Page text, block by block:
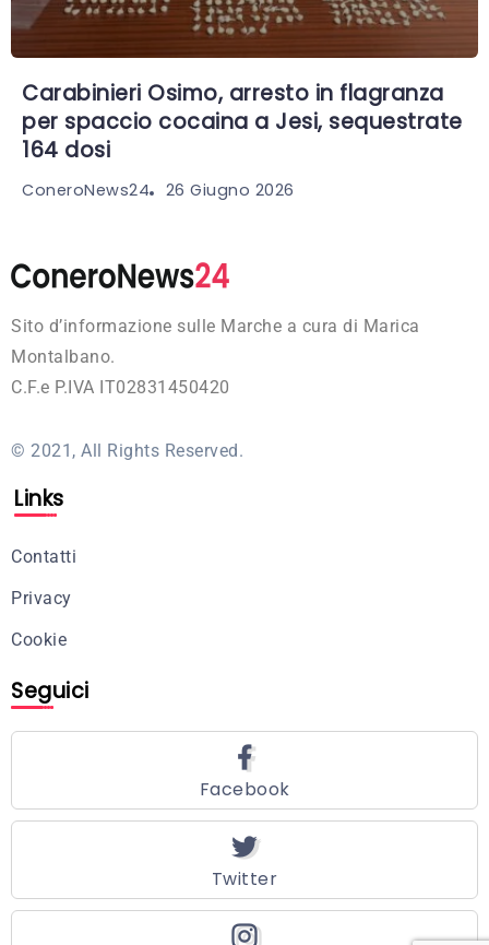
Carabinieri Osimo, arresto in flagranza
per spaccio cocaina a Jesi, sequestrate
164 dosi
ConeroNews24 26 Giugno 2026
Sito d’informazione sulle Marche a cura di Marica
Montalbano.
C.F.e P.IVA IT02831450420
© 2021, All Rights Reserved.
Links
Contatti
Privacy
Cookie
Seguici
Facebook
Twitter